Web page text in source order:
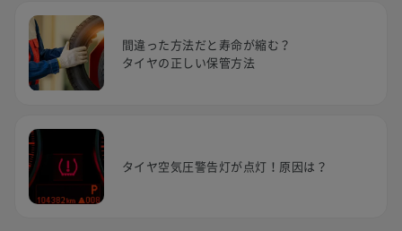
間違った方法だと寿命が縮む？
タイヤの正しい保管方法
タイヤ空気圧警告灯が点灯！原因は？